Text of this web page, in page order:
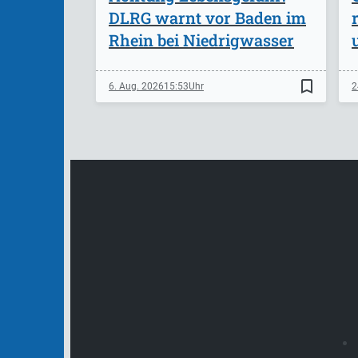
DLRG warnt vor Baden im
Rhein bei Niedrigwasser
6. Aug. 202615:53 bookmark_border